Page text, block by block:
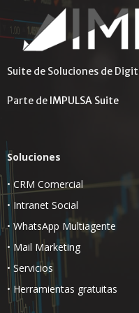
Suite de Soluciones de
Parte de IMPULSA Suite
Soluciones
•CRM Comercial
• Intranet Social
• WhatsApp Multiagente
• Mail Marketing
• Servicios
• Herramientas gratuitas